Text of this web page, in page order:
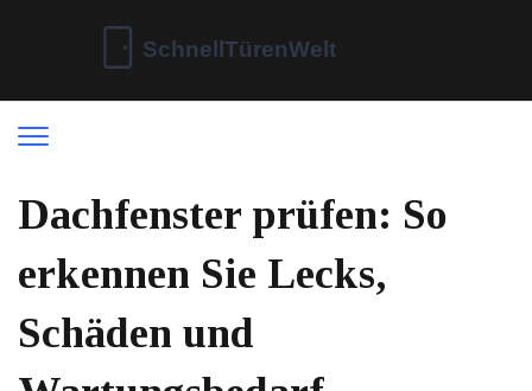
Dachfenster prüfen: So
erkennen Sie Lecks,
Schäden und